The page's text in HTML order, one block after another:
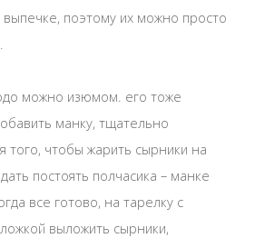
выпечке, поэтому их можно просто
можно изюмом. его тоже
манку, тщательно
чтобы жарить сырники на
постоять полчасика – манке
все готово, на тарелку с
выложить сырники,